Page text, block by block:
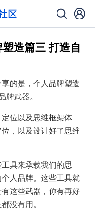
造篇三 打造自
的是，个人品牌塑造
武器。
位以及思维框架体
，以及设计好了思维
具来承载我们的思
人品牌。这些工具就
这些武器，你有再好
没有用。